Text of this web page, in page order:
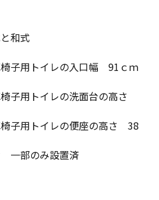
和式
子用トイレの入口幅 91ｃｍ
子用トイレの洗面台の高さ
子用トイレの便座の高さ 38
一部のみ設置済